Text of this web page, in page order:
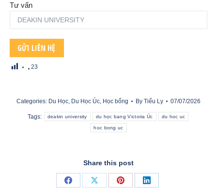
Tư vấn
23
Categories: Du Học, Du Học Úc, Học bổng By Tiểu Ly 07/07/2026
Tags: deakin university du học bang Victoria Úc du hoc uc
hoc bong uc
Share this post